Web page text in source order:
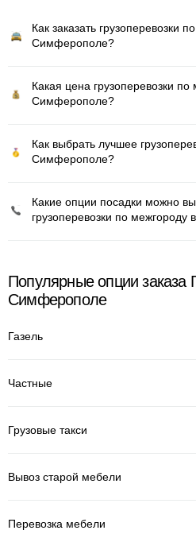
Как заказать грузоперевозки
Симферополе?
Какая цена грузоперевозки по
Симферополе?
Как выбрать лучшее
Симферополе?
Какие опции посадки можно
грузоперевозки по
Популярные опции заказа
Симферополе
Газель
Частные
Грузовые такси
Вывоз старой мебели
Перевозка мебели